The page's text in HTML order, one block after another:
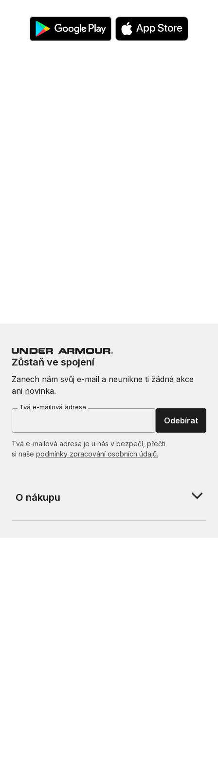
Zůstaň ve spojení
Zanech nám svůj e-mail a neunikne ti žádná akce
ani novinka.
Tvá e-mailová adresa
Odebírat
Tvá e-mailová adresa je u nás v bezpečí, přečti
si naše podmínky zpracování osobních údajů.
O nákupu